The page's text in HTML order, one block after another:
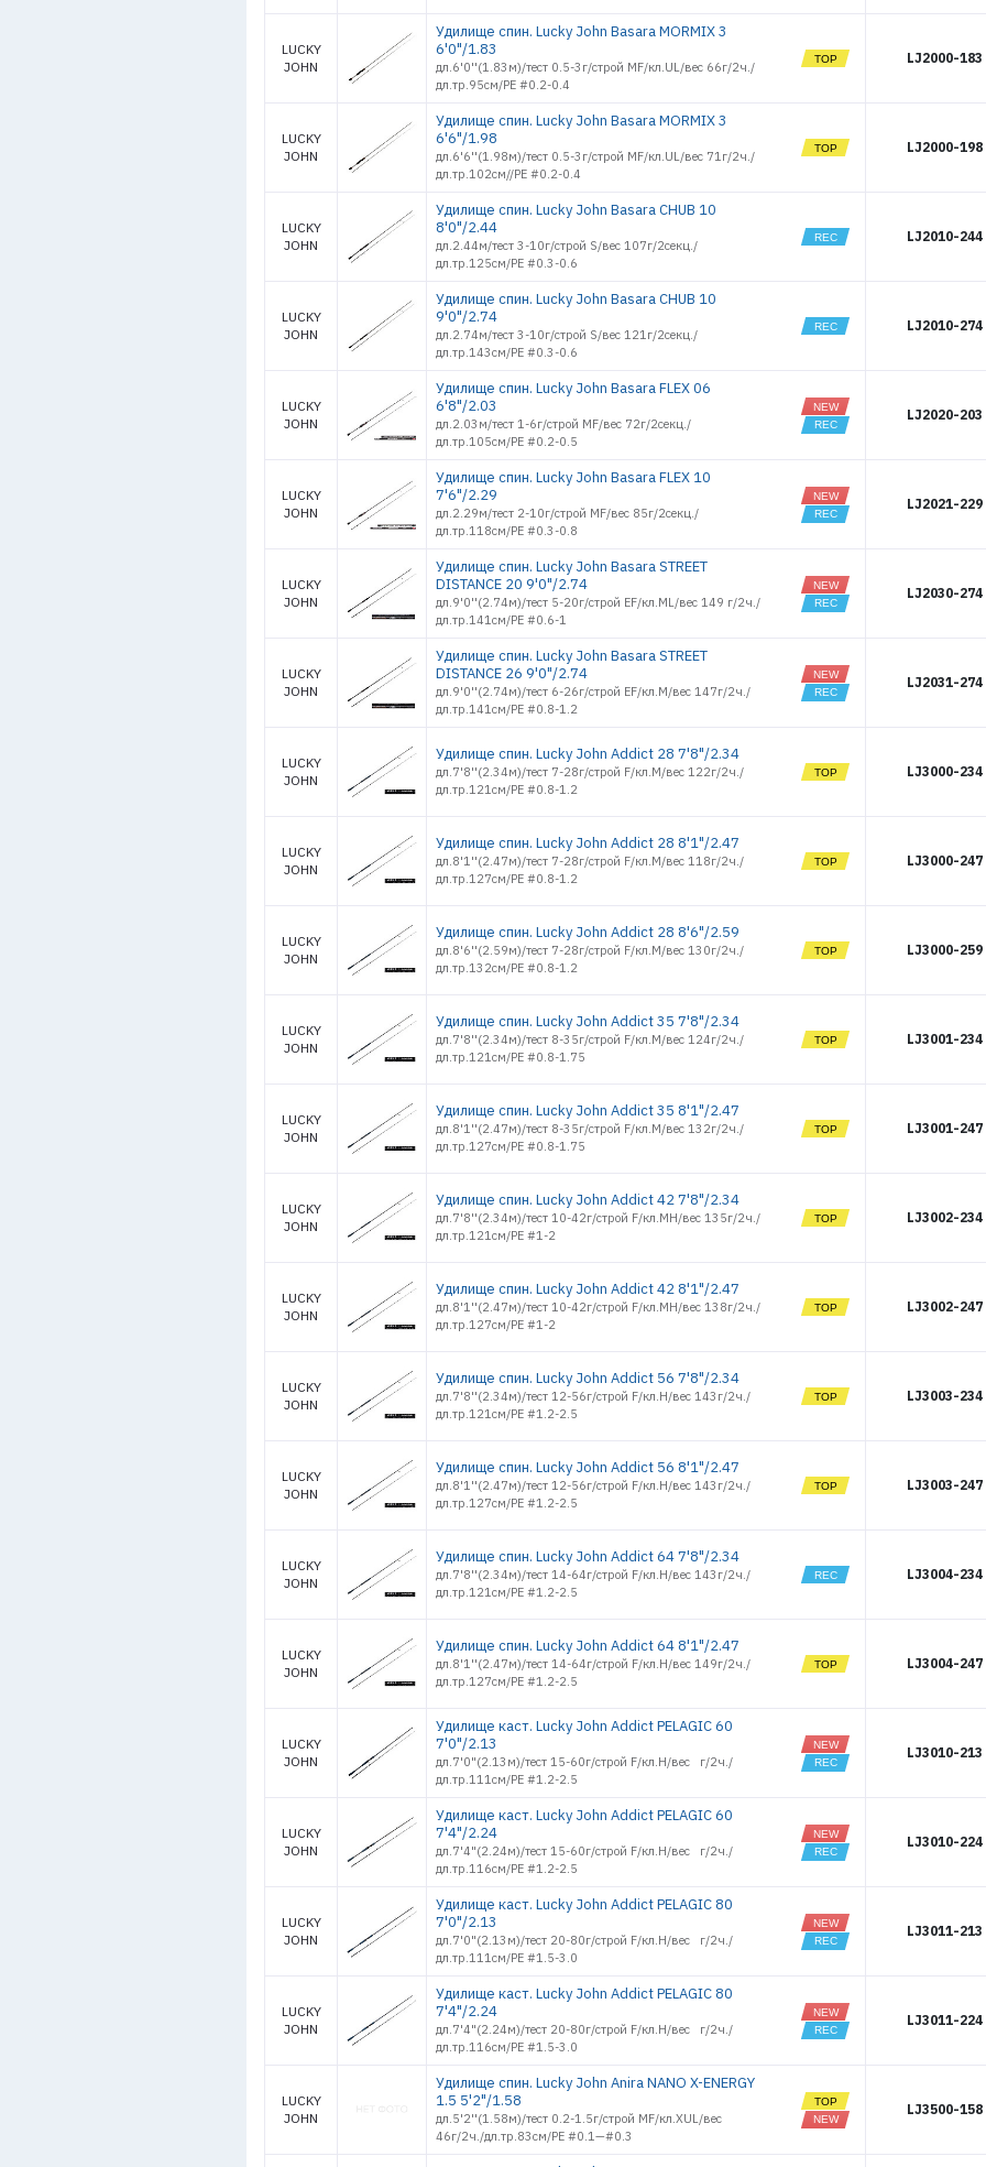
ВОЙТИ
ЗАБЫЛИ ПАРОЛЬ?
РЕГИСТРАЦИЯ РОЗНИЦА
L-JIG 14
LIGHT GAME
II 12
MICRO JIG 7
TRAVEL S 7
ML-JIG 18
NANO X-
ENERGY 1.5
SEATROUT 25
STREAM 10
DISTANCE 20
TELE PACK 30
20
TRAVEL TELE
SPIN 12
SPIN 25
TWITCHING
14
TWITCHING
28
TWITCHING
TWITCHING
SPECIAL 21
TWITCHING
SPECIAL 42
ULTRA N 8
ULTRA N 30
ULTRA SPIN II
20
40
X MUKAI
YUGA 4
14534
14538
15259
15748
15749
15752
15753
15756
15761
15764
15849
17265
17266
17269
17337
17340
17341
17344
17345
17348
17352
17356
17360
17364
17367
17368
17371
17372
18377
18378
18381
18382
18427
18497
18499
18500
18503
18504
LUCKY
JOHN
Удилище спин. Lucky John Basara MORMIX 3
6'0"/1.83
дл.6'0''(1.83м)/тест 0.5-3г/строй MF/кл.UL/вес 66г/2ч./
дл.тр.95см/PE #0.2-0.4
LJ2000-183
LUCKY
JOHN
Удилище спин. Lucky John Basara MORMIX 3
6'6"/1.98
дл.6'6''(1.98м)/тест 0.5-3г/строй MF/кл.UL/вес 71г/2ч./
дл.тр.102см//PE #0.2-0.4
LJ2000-198
LUCKY
JOHN
Удилище спин. Lucky John Basara CHUB 10
8'0"/2.44
дл.2.44м/тест 3-10г/строй S/вес 107г/2секц./
дл.тр.125см/PE #0.3-0.6
LJ2010-244
LUCKY
JOHN
Удилище спин. Lucky John Basara CHUB 10
9'0"/2.74
дл.2.74м/тест 3-10г/строй S/вес 121г/2секц./
дл.тр.143см/PE #0.3-0.6
LJ2010-274
LUCKY
JOHN
Удилище спин. Lucky John Basara FLEX 06
6'8"/2.03
дл.2.03м/тест 1-6г/строй MF/вес 72г/2секц./
дл.тр.105см/PE #0.2-0.5
LJ2020-203
LUCKY
JOHN
Удилище спин. Lucky John Basara FLEX 10
7'6"/2.29
дл.2.29м/тест 2-10г/строй MF/вес 85г/2секц./
дл.тр.118см/PE #0.3-0.8
LJ2021-229
LUCKY
JOHN
Удилище спин. Lucky John Basara STREET
DISTANCE 20 9'0"/2.74
дл.9'0''(2.74м)/тест 5-20г/строй EF/кл.ML/вес 149 г/2ч./
дл.тр.141см/PE #0.6-1
LJ2030-274
LUCKY
JOHN
Удилище спин. Lucky John Basara STREET
DISTANCE 26 9'0"/2.74
дл.9'0''(2.74м)/тест 6-26г/строй EF/кл.M/вес 147г/2ч./
дл.тр.141см/PE #0.8-1.2
LJ2031-274
LUCKY
JOHN
Удилище спин. Lucky John Addict 28 7'8"/2.34
дл.7'8''(2.34м)/тест 7-28г/строй F/кл.M/вес 122г/2ч./
дл.тр.121см/PE #0.8-1.2
LJ3000-234
LUCKY
JOHN
Удилище спин. Lucky John Addict 28 8'1"/2.47
дл.8'1''(2.47м)/тест 7-28г/строй F/кл.M/вес 118г/2ч./
дл.тр.127см/PE #0.8-1.2
LJ3000-247
LUCKY
JOHN
Удилище спин. Lucky John Addict 28 8'6"/2.59
дл.8'6''(2.59м)/тест 7-28г/строй F/кл.M/вес 130г/2ч./
дл.тр.132см/PE #0.8-1.2
LJ3000-259
LUCKY
JOHN
Удилище спин. Lucky John Addict 35 7'8"/2.34
дл.7'8''(2.34м)/тест 8-35г/строй F/кл.M/вес 124г/2ч./
дл.тр.121см/PE #0.8-1.75
LJ3001-234
LUCKY
JOHN
Удилище спин. Lucky John Addict 35 8'1"/2.47
дл.8'1''(2.47м)/тест 8-35г/строй F/кл.M/вес 132г/2ч./
дл.тр.127см/PE #0.8-1.75
LJ3001-247
LUCKY
JOHN
Удилище спин. Lucky John Addict 42 7'8"/2.34
дл.7'8''(2.34м)/тест 10-42г/строй F/кл.MH/вес 135г/2ч./
дл.тр.121см/PE #1-2
LJ3002-234
LUCKY
JOHN
Удилище спин. Lucky John Addict 42 8'1"/2.47
дл.8'1''(2.47м)/тест 10-42г/строй F/кл.MH/вес 138г/2ч./
дл.тр.127см/PE #1-2
LJ3002-247
LUCKY
JOHN
Удилище спин. Lucky John Addict 56 7'8"/2.34
дл.7'8''(2.34м)/тест 12-56г/строй F/кл.H/вес 143г/2ч./
дл.тр.121см/PE #1.2-2.5
LJ3003-234
LUCKY
JOHN
Удилище спин. Lucky John Addict 56 8'1"/2.47
дл.8'1''(2.47м)/тест 12-56г/строй F/кл.H/вес 143г/2ч./
дл.тр.127см/PE #1.2-2.5
LJ3003-247
LUCKY
JOHN
Удилище спин. Lucky John Addict 64 7'8"/2.34
дл.7'8''(2.34м)/тест 14-64г/строй F/кл.H/вес 143г/2ч./
дл.тр.121см/PE #1.2-2.5
LJ3004-234
LUCKY
JOHN
Удилище спин. Lucky John Addict 64 8'1"/2.47
дл.8'1''(2.47м)/тест 14-64г/строй F/кл.H/вес 149г/2ч./
дл.тр.127см/PE #1.2-2.5
LJ3004-247
LUCKY
JOHN
Удилище каст. Lucky John Addict PELAGIC 60
7'0"/2.13
дл.7'0"(2.13м)/тест 15-60г/строй F/кл.H/вес г/2ч./
дл.тр.111см/PE #1.2-2.5
LJ3010-213
LUCKY
JOHN
Удилище каст. Lucky John Addict PELAGIC 60
7'4"/2.24
дл.7'4"(2.24м)/тест 15-60г/строй F/кл.H/вес г/2ч./
дл.тр.116см/PE #1.2-2.5
LJ3010-224
LUCKY
JOHN
Удилище каст. Lucky John Addict PELAGIC 80
7'0"/2.13
дл.7'0"(2.13м)/тест 20-80г/строй F/кл.H/вес г/2ч./
дл.тр.111см/PE #1.5-3.0
LJ3011-213
LUCKY
JOHN
Удилище каст. Lucky John Addict PELAGIC 80
7'4"/2.24
дл.7'4"(2.24м)/тест 20-80г/строй F/кл.H/вес г/2ч./
дл.тр.116см/PE #1.5-3.0
LJ3011-224
LUCKY
JOHN
Удилище спин. Lucky John Anira NANO X-ENERGY
1.5 5'2"/1.58
дл.5'2''(1.58м)/тест 0.2-1.5г/строй MF/кл.XUL/вес
46г/2ч./дл.тр.83см/PE #0.1—#0.3
LJ3500-158